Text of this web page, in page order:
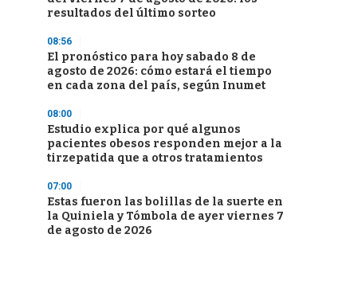
resultados del último sorteo
08:56
El pronóstico para hoy sabado 8 de
agosto de 2026: cómo estará el tiempo
en cada zona del país, según Inumet
08:00
Estudio explica por qué algunos
pacientes obesos responden mejor a la
tirzepatida que a otros tratamientos
07:00
Estas fueron las bolillas de la suerte en
la Quiniela y Tómbola de ayer viernes 7
de agosto de 2026